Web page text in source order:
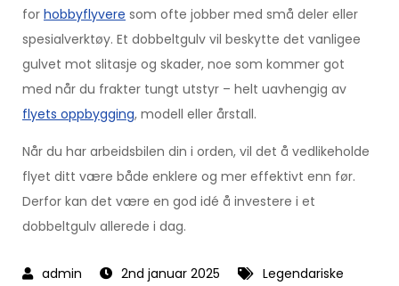
for hobbyflyvere som ofte jobber med små deler eller
spesialverktøy. Et dobbeltgulv vil beskytte det vanligee
gulvet mot slitasje og skader, noe som kommer got
med når du frakter tungt utstyr – helt uavhengig av
flyets oppbygging, modell eller årstall.
Når du har arbeidsbilen din i orden, vil det å vedlikeholde
flyet ditt være både enklere og mer effektivt enn før.
Derfor kan det være en god idé å investere i et
dobbeltgulv allerede i dag.
2nd januar 2025 Legendariske